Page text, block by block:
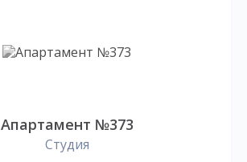
Апартамент №373
Студия